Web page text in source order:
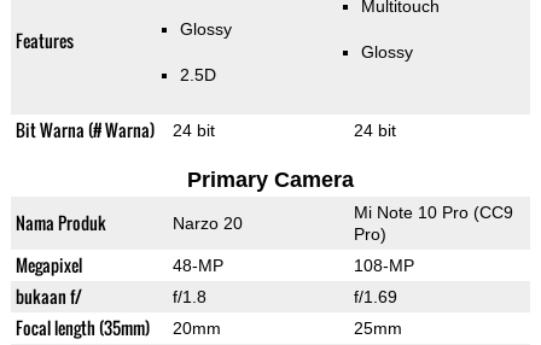
Features Glossy
2.5D
Multitouch
Glossy
Bit Warna (# Warna) 24 bit 24 bit
Primary Camera
Nama Produk Narzo 20
Mi Note 10 Pro (CC9
Pro)
Megapixel 48-MP 108-MP
bukaan f/ f/1.8 f/1.69
Focal length (35mm) 20mm 25mm